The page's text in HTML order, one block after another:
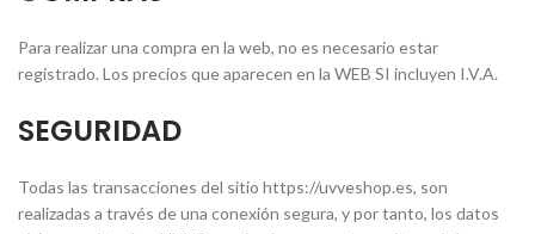
Para realizar una compra en la web, no es necesario estar
registrado. Los precios que aparecen en la WEB SI incluyen I.V.A.
SEGURIDAD
Todas las transacciones del sitio https://uvveshop.es, son
realizadas a través de una conexión segura, y por tanto, los datos